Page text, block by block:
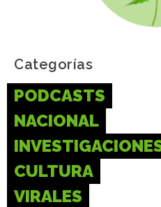
Categorías
PODCASTS
NACIONAL
CULTURA
VIRALES